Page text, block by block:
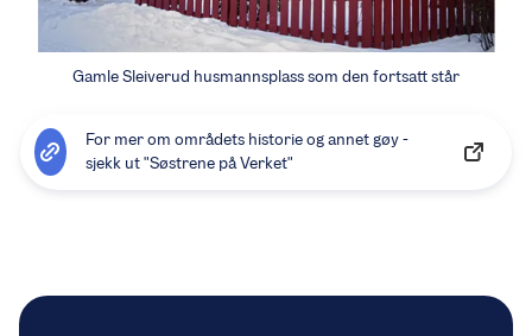
Gamle Sleiverud husmannsplass som den fortsatt står
For mer om områdets historie og annet gøy -
sjekk ut "Søstrene på Verket"